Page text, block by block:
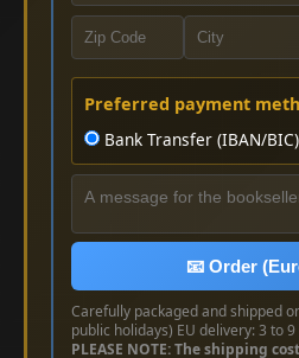
Preferred payment
Bank Transfer (IBAN/BIC)
📧 Order
Carefully packaged and shipped
public holidays) EU delivery: 3 to
PLEASE NOTE: The shipping